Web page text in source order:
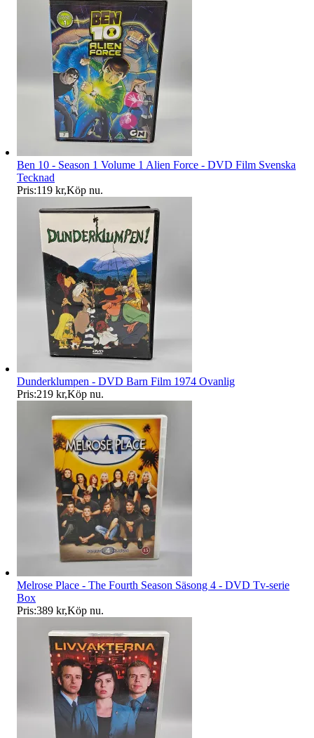
Ben 10 - Season 1 Volume 1 Alien Force - DVD Film Svenska
Tecknad
Pris:119 kr,Köp nu.
Dunderklumpen - DVD Barn Film 1974 Ovanlig
Pris:219 kr,Köp nu.
Melrose Place - The Fourth Season Säsong 4 - DVD Tv-serie
Box
Pris:389 kr,Köp nu.